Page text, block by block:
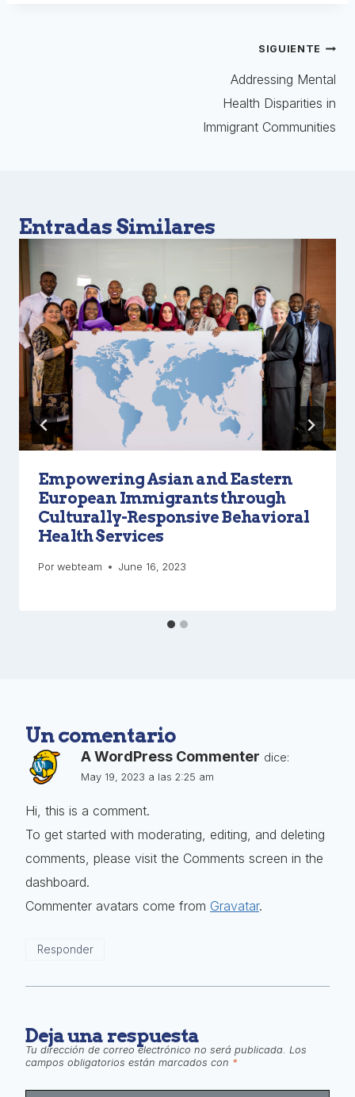
SIGUIENTE
Addressing Mental
Health Disparities in
Immigrant Communities
Entradas Similares
Empowering Asian and Eastern
European Immigrants through
Culturally-Responsive Behavioral
Health Services
Por webteam June 16, 2023
Un comentario
A WordPress Commenter dice:
May 19, 2023 a las 2:25 am
Hi, this is a comment.
To get started with moderating, editing, and deleting
comments, please visit the Comments screen in the
dashboard.
Commenter avatars come from Gravatar.
Responder
Deja una respuesta
Tu dirección de correo electrónico no será publicada. Los
campos obligatorios están marcados con *